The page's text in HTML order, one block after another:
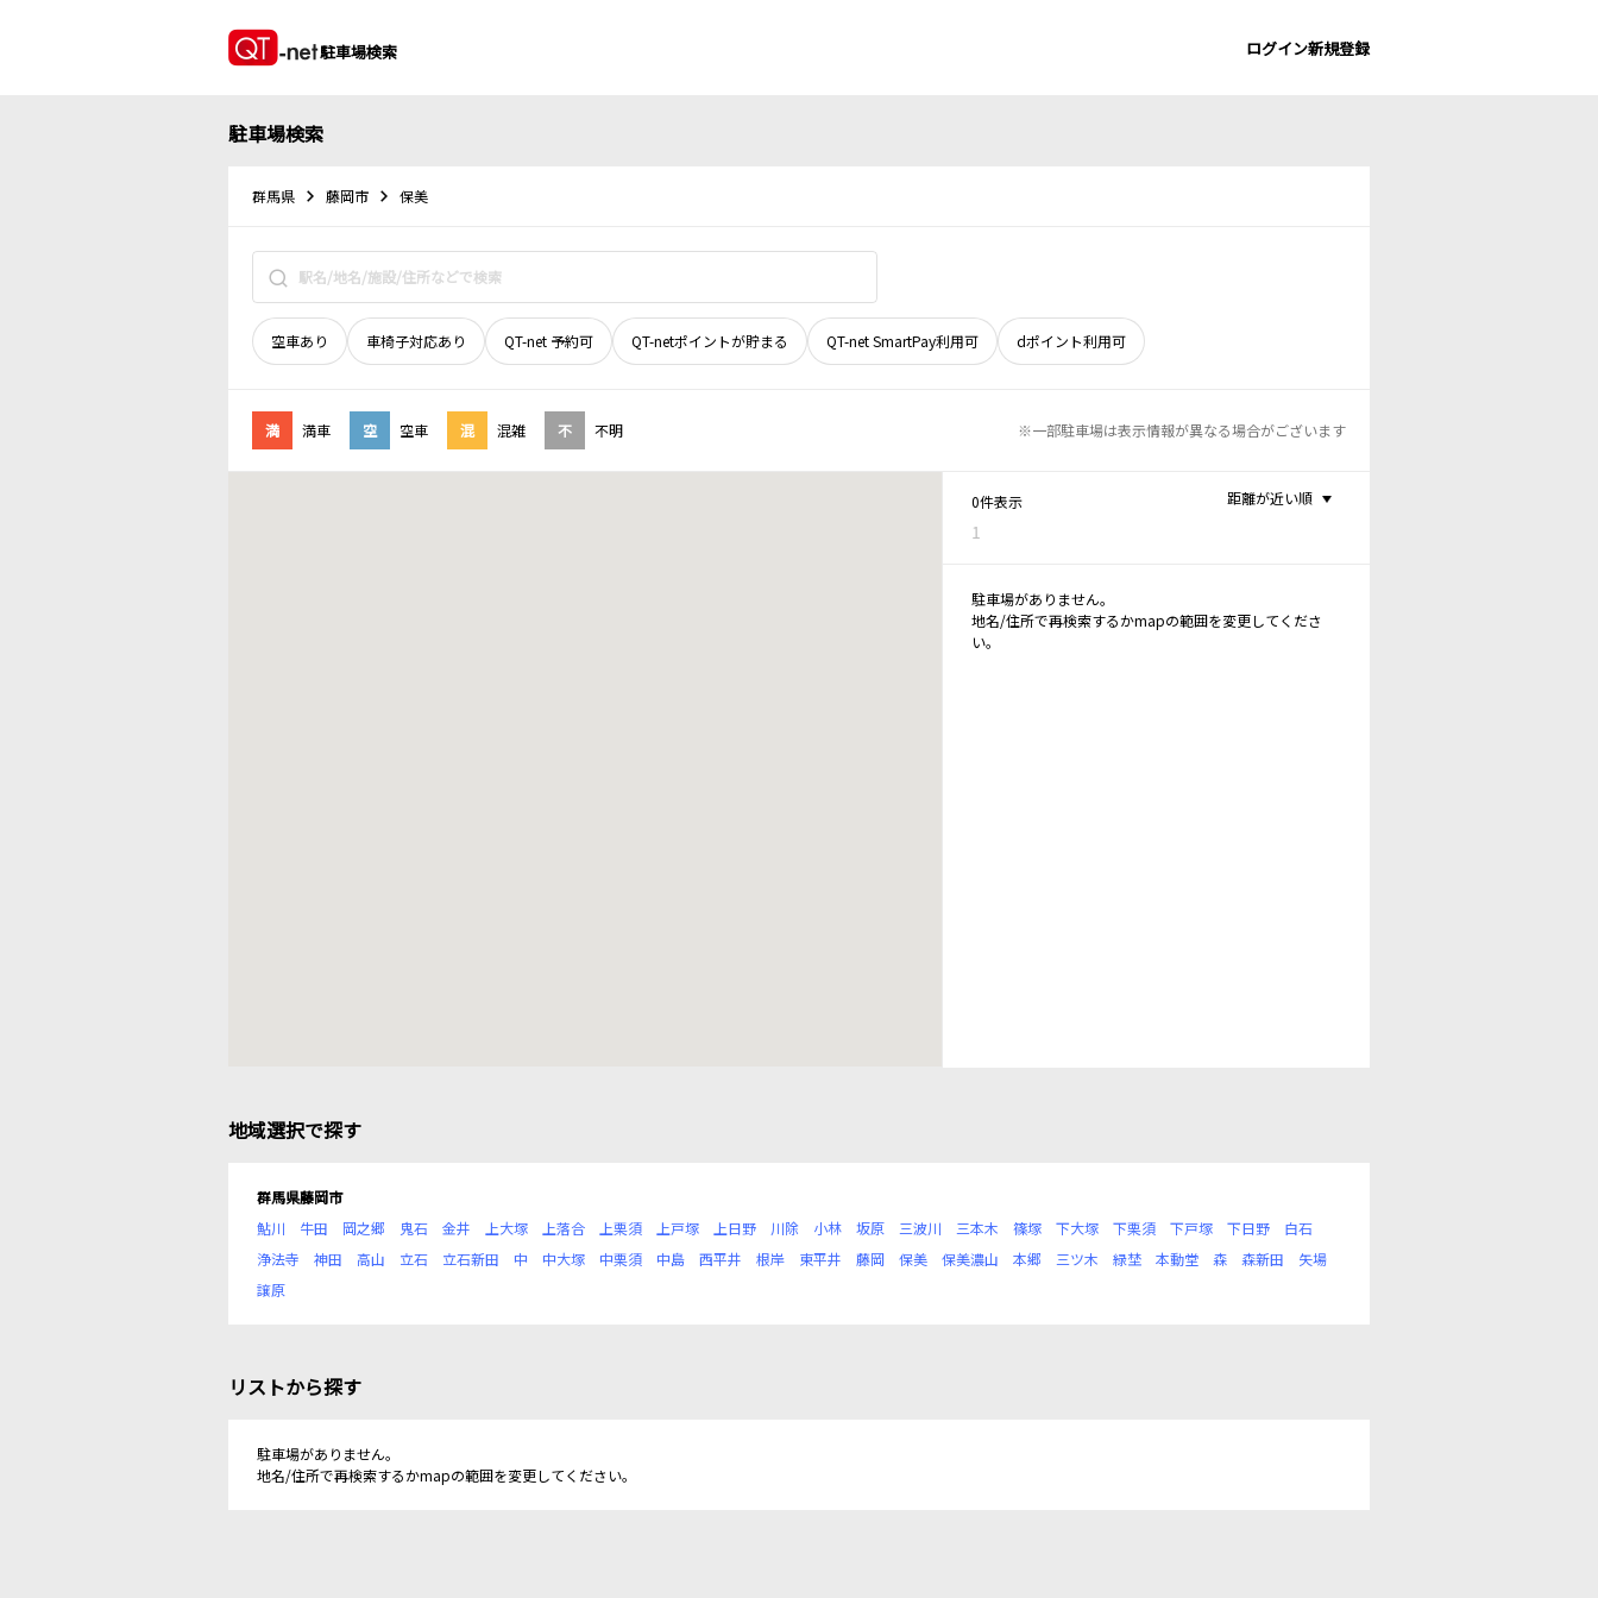
駐車場検索 ログイン新規登録
駐車場検索
群馬県 藤岡市 保美
空車あり 車椅子対応あり QT-net 予約可 QT-netポイントが貯まる QT-net SmartPay利用可 dポイント利用可
満 満車 空 空車 混 混雑 不 不明 ※一部駐車場は表示情報が異なる場合がございます
0件表示
1
距離が近い順
駐車場がありません。
地名/住所で再検索するかmapの範囲を変更してくださ
い。
地域選択で探す
群馬県藤岡市
鮎川
牛田 岡之郷 鬼石 金井 上大塚 上落合 上栗須 上戸塚 上日野 川除 小林 坂原 三波川 三本木 篠塚 下大塚 下栗須 下戸塚 下日野
白石
浄法寺
神田 高山 立石 立石新田 中 中大塚 中栗須 中島 西平井 根岸 東平井 藤岡 保美 保美濃山 本郷 三ツ木 緑埜 本動堂 森 森新田
矢場
譲原
リストから探す
駐車場がありません。
地名/住所で再検索するかmapの範囲を変更してください。